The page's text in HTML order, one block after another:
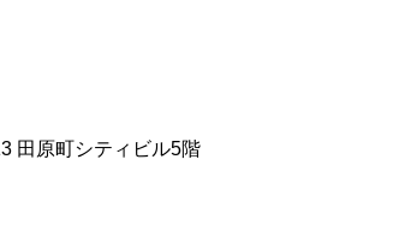
田原町シティビル5階